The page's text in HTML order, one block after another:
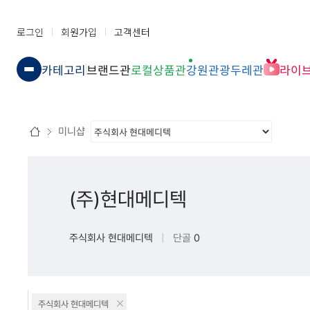
로그인 회원가입 고객센터
카테고리브랜드관로컬상품관강원관광두레관 라이
미니샵
(주)현대메디텍
주식회사 현대메디텍 단골 0
주식회사 현대메디텍